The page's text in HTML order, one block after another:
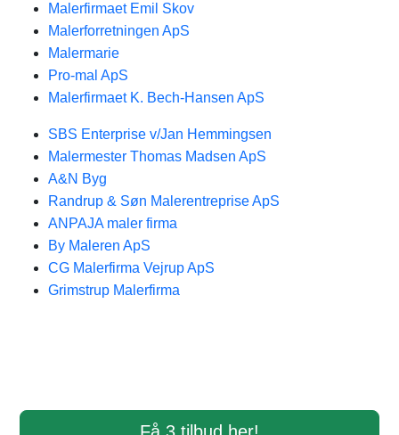
Malerfirmaet Emil Skov
Malerforretningen ApS
Malermarie
Pro-mal ApS
Malerfirmaet K. Bech-Hansen ApS
SBS Enterprise v/Jan Hemmingsen
Malermester Thomas Madsen ApS
A&N Byg
Randrup & Søn Malerentreprise ApS
ANPAJA maler firma
By Maleren ApS
CG Malerfirma Vejrup ApS
Grimstrup Malerfirma